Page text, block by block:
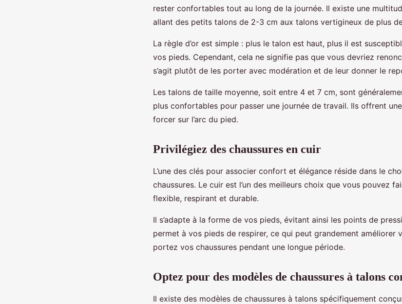
rester confortables tout au long de la journée. Il existe une
allant des petits talons de 2-3 cm aux talons vertigineux de plus
La règle d’or est simple : plus le talon est haut, plus il est
vos pieds. Cependant, cela ne signifie pas que vous devriez
s’agit plutôt de les porter avec modération et de leur donner le
Les talons de taille moyenne, soit entre 4 et 7 cm, sont
plus confortables pour passer une journée de travail. Ils offrent
forcer sur l’arc du pied.
Privilégiez des chaussures en cuir
L’une des clés pour associer confort et élégance réside dans le
chaussures. Le cuir est l’un des meilleurs choix que vous pouvez
flexible, respirant et durable.
Il s’adapte à la forme de vos pieds, évitant ainsi les points de
permet à vos pieds de respirer, ce qui peut grandement améliorer
portez vos chaussures pendant une longue période.
Optez pour des modèles de chaussures à talons
Il existe des modèles de chaussures à talons spécifiquement